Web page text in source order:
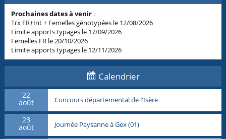
Prochaines dates à venir :
Trx FR+Int + Femelles génotypées le 12/08/2026
Limite apports typages le 17/09/2026
Femelles FR le 20/10/2026
Limite apports typages le 12/11/2026
Calendrier
22
août Concours départemental de l'Isère
23
août Journée Paysanne à Gex (01)